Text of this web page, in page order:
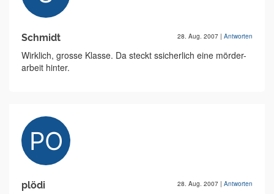
Schmidt 28. Aug. 2007 | Antworten
Wirklich, grosse Klasse. Da steckt ssicherlich eine mörder-
arbeit hinter.
plödi 28. Aug. 2007 | Antworten